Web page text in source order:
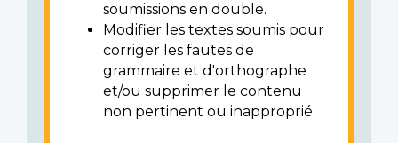
soumissions en double.
Modifier les textes soumis pour
corriger les fautes de
grammaire et d'orthographe
et/ou supprimer le contenu
non pertinent ou inapproprié.